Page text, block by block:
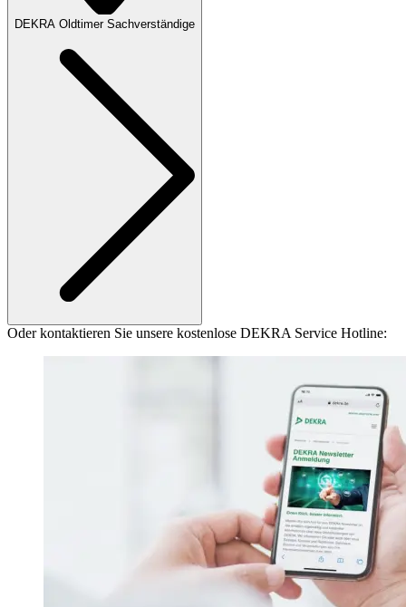
DEKRA Oldtimer Sachverständige
Oder kontaktieren Sie unsere kostenlose DEKRA Service Hotline: